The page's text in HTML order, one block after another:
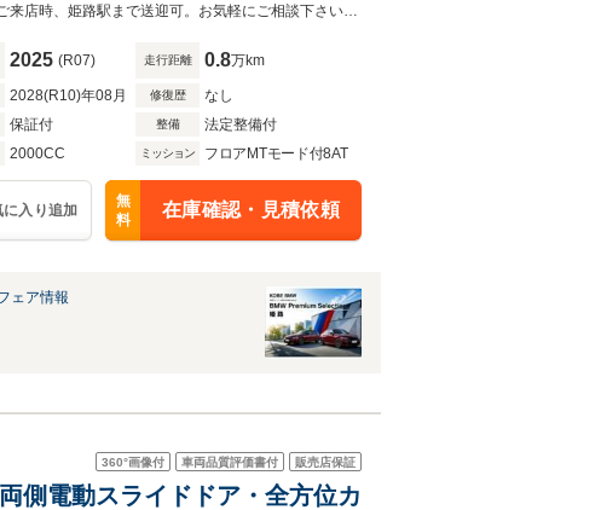
グアシスト 18AW ワイヤレ☆認定中古車☆修復歴なし☆メーカー保証付き☆100項目点検実施☆☆ご来店時、姫路駅まで送迎可。お気軽にご相談下さい☆雨天時もゆっくりご覧いただけるブースもございます
2025 (R07) 走行距離 0.8万km
2028(R10)年08月 修復歴 なし
保証付 整備 法定整備付
2000CC ミッション フロアMTモード付8AT
に入り追加
無
料
在庫確認・見積依頼
ェア情報
360°画像付 車両品質評価書付 販売店保証
側電動スライドドア・全方位カ